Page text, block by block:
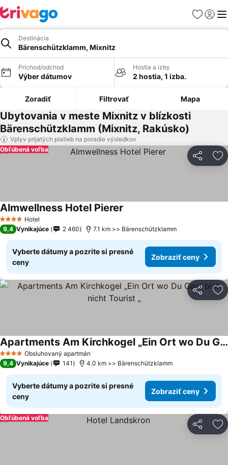
Obľúbené
Destinácia
Bärenschützklamm, Mixnitz
Príchod/odchod
Výber dátumov
Hostia a izby
2 hostia, 1 izba.
Zoradiť Filtrovať Mapa
Ubytovania v meste Mixnitz v blízkosti
Bärenschützklamm (Mixnitz, Rakúsko)
Vplyv prijatých platieb na poradie výsledkov
Zdieľať
Obľúbená voľba
4 Počet hviezdičiek
Hotel
Almwellness Hotel Pierer
9,4 Vynikajúce 2 460 7.1 km >> Bärenschützklamm
Vyberte dátumy a pozrite si presné
ceny
Zobraziť ceny
Zdieľať
4 Počet hviezdičiek
Obsluhovaný apartmán
Apartments Am Kirchkogel „Ein Ort wo Du Gast bist nicht Tourist „
Zobraziť ceny
9,4 Vynikajúce 141 4.0 km >> Bärenschützklamm
Vyberte dátumy a pozrite si presné
ceny
Zobraziť ceny
Zdieľať
Obľúbená voľba